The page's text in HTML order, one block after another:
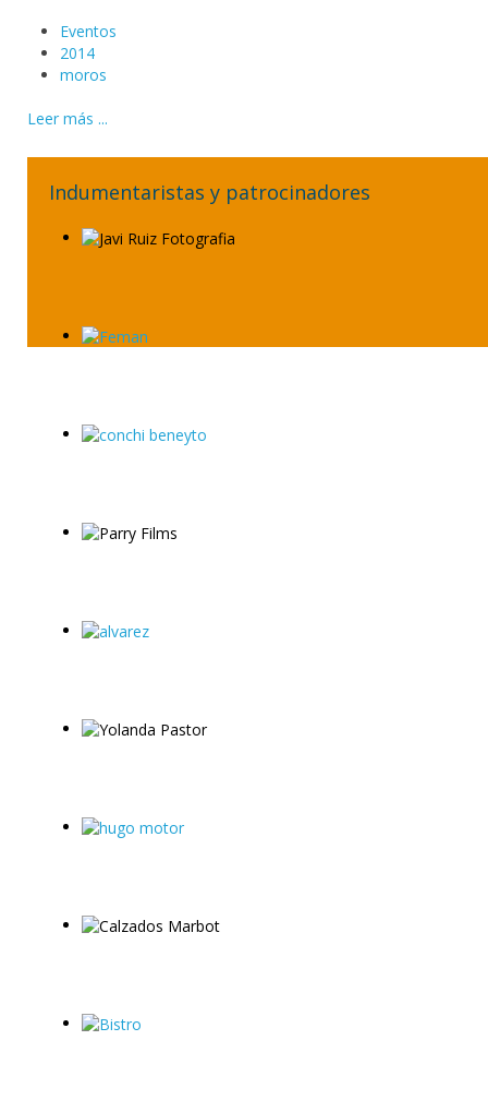
Eventos
2014
moros
Leer más ...
Indumentaristas y patrocinadores